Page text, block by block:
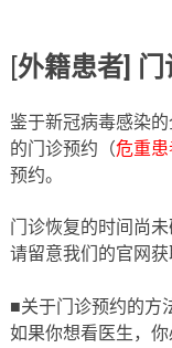
[外籍患者] 门
鉴于新冠病毒感染
的门诊预约 （危重
预约。
门诊恢复的时间 尚
请留意我们的官网
■关于门诊预约的方
如果你想看医生，